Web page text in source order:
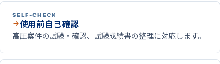
SELF-CHECK
使用前自己確認
高圧案件の試験・確認、試験成績書の整理に対応します。